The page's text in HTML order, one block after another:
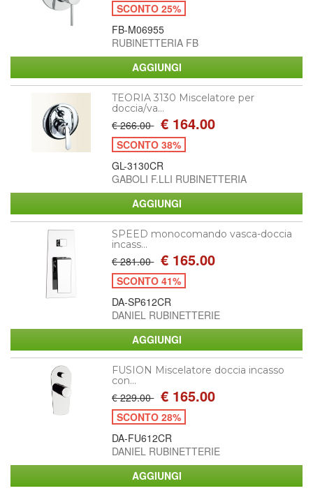
SCONTO 25%
FB-M06955
RUBINETTERIA FB
TEORIA 3130 Miscelatore per
doccia/va...
€ 266.00 € 164.00
SCONTO 38%
GL-3130CR
GABOLI F.LLI RUBINETTERIA
SPEED monocomando vasca-doccia
incass...
€ 281.00 € 165.00
SCONTO 41%
DA-SP612CR
DANIEL RUBINETTERIE
FUSION Miscelatore doccia incasso
con...
€ 229.00 € 165.00
SCONTO 28%
DA-FU612CR
DANIEL RUBINETTERIE